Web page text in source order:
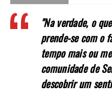
"Na verdade, o
prende-se com o
tempo mais ou
comunidade de
descobrir um